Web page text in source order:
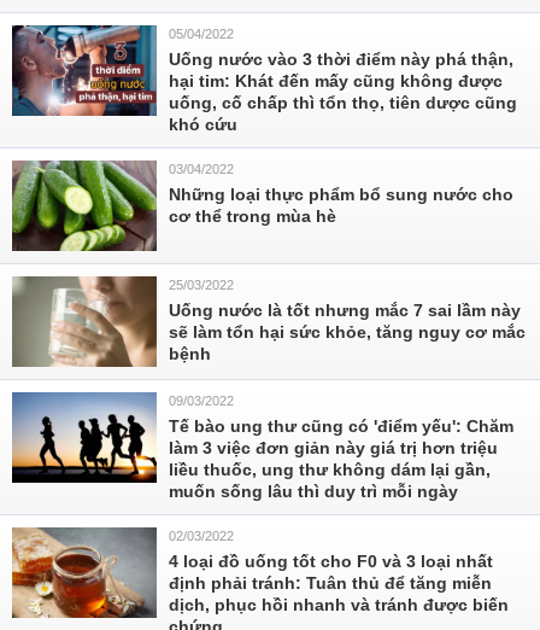
05/04/2022
Uống nước vào 3 thời điểm này phá thận,
hại tim: Khát đến mấy cũng không được
uống, cố chấp thì tổn thọ, tiên dược cũng
khó cứu
03/04/2022
Những loại thực phẩm bổ sung nước cho
cơ thể trong mùa hè
25/03/2022
Uống nước là tốt nhưng mắc 7 sai lầm này
sẽ làm tổn hại sức khỏe, tăng nguy cơ mắc
bệnh
09/03/2022
Tế bào ung thư cũng có 'điểm yếu': Chăm
làm 3 việc đơn giản này giá trị hơn triệu
liều thuốc, ung thư không dám lại gần,
muốn sống lâu thì duy trì mỗi ngày
02/03/2022
4 loại đồ uống tốt cho F0 và 3 loại nhất
định phải tránh: Tuân thủ để tăng miễn
dịch, phục hồi nhanh và tránh được biến